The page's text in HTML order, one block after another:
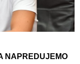
NAPREDUJEMO